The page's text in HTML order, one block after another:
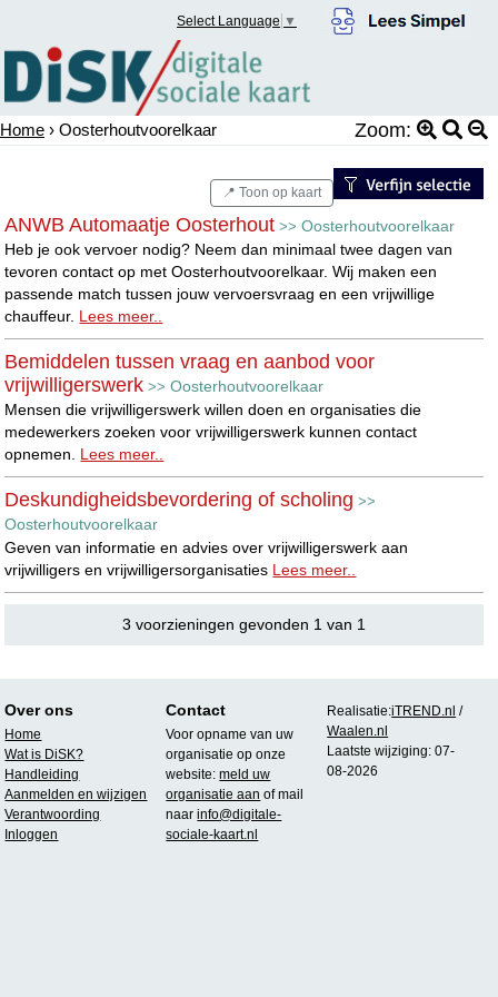
Select Language ▼
Home › Oosterhoutvoorelkaar Zoom:
📍 Toon op kaart
ANWB Automaatje Oosterhout >>Oosterhoutvoorelkaar
Heb je ook vervoer nodig? Neem dan minimaal twee dagen van
tevoren contact op met Oosterhoutvoorelkaar. Wij maken een
passende match tussen jouw vervoersvraag en een vrijwillige
chauffeur. Lees meer..
Bemiddelen tussen vraag en aanbod voor
vrijwilligerswerk >>Oosterhoutvoorelkaar
Mensen die vrijwilligerswerk willen doen en organisaties die
medewerkers zoeken voor vrijwilligerswerk kunnen contact
opnemen. Lees meer..
Deskundigheidsbevordering of scholing >>
Oosterhoutvoorelkaar
Geven van informatie en advies over vrijwilligerswerk aan
vrijwilligers en vrijwilligersorganisaties Lees meer..
3 voorzieningen gevonden 1 van 1
Over ons
Home
Wat is DiSK?
Handleiding
Aanmelden en wijzigen
Verantwoording
Inloggen
Contact
Voor opname van uw
organisatie op onze
website:meld uw
organisatie aan of mail
naarinfo@digitale-
sociale-kaart.nl
Realisatie:iTREND.nl /
Waalen.nl
Laatste wijziging: 07-
08-2026